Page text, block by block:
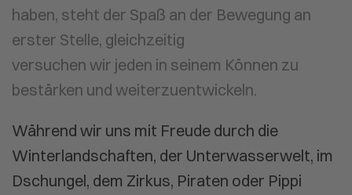
haben, steht der Spaß an der Bewegung an
erster Stelle, gleichzeitig
versuchen wir jeden in seinem Können zu
bestärken und weiterzuentwickeln.
Während wir uns mit Freude durch die
Winterlandschaften, der Unterwasserwelt, im
Dschungel, dem Zirkus, Piraten oder Pippi